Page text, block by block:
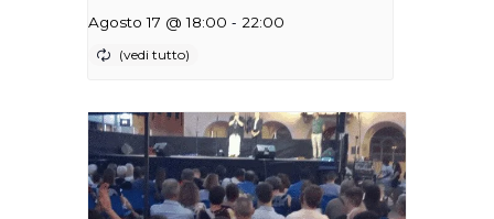
Agosto 17 @ 18:00 - 22:00